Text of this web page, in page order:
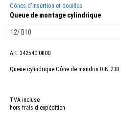
Cônes d'insertion et douilles
Queue de montage cylindrique
Art. 342540.0800
Queue cylindrique Cône de mandrin DIN 238.
TVA incluse
hors frais d'expédition